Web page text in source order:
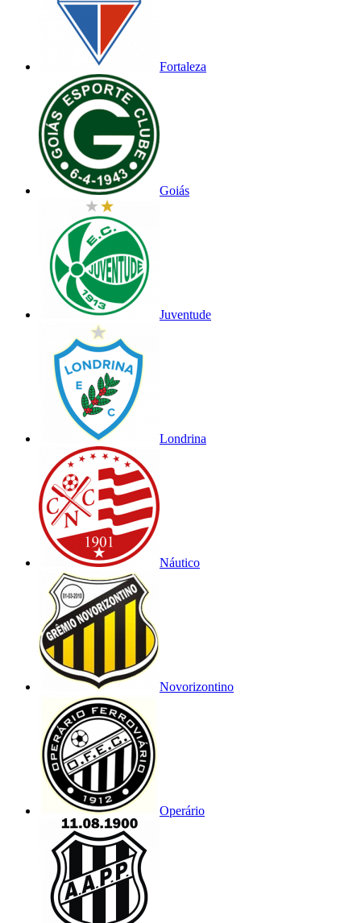
Fortaleza
Goiás
Juventude
Londrina
Náutico
Novorizontino
Operário